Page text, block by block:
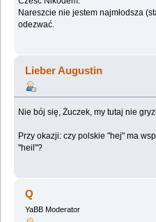
Nareszcie nie jestem najmłodsza
odezwać.
Lieber Augustin
Nie bój się, Żuczek, my tutaj nie
Przy okazji: czy polskie "hej" ma
"heil"?
Q
YaBB Moderator